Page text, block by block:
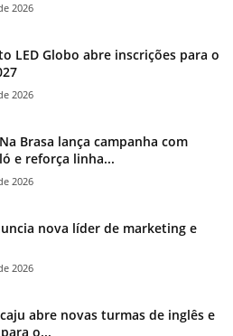
2026
LED Globo abre inscrições para o
2026
Brasa lança campanha com
e reforça linha...
2026
nova líder de marketing e
2026
abre novas turmas de inglês e
o...